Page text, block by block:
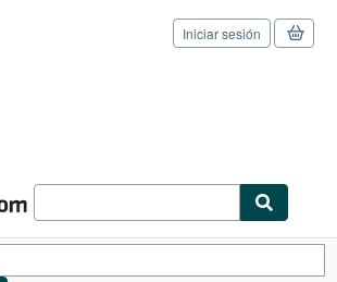
Iniciar sesión